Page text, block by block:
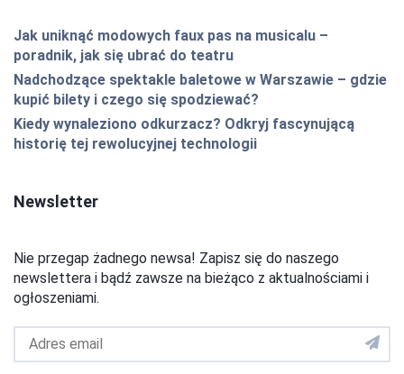
Jak uniknąć modowych faux pas na musicalu –
poradnik, jak się ubrać do teatru
Nadchodzące spektakle baletowe w Warszawie – gdzie
kupić bilety i czego się spodziewać?
Kiedy wynaleziono odkurzacz? Odkryj fascynującą
historię tej rewolucyjnej technologii
Newsletter
Nie przegap żadnego newsa! Zapisz się do naszego
newslettera i bądź zawsze na bieżąco z aktualnościami i
ogłoszeniami.
Adres
email